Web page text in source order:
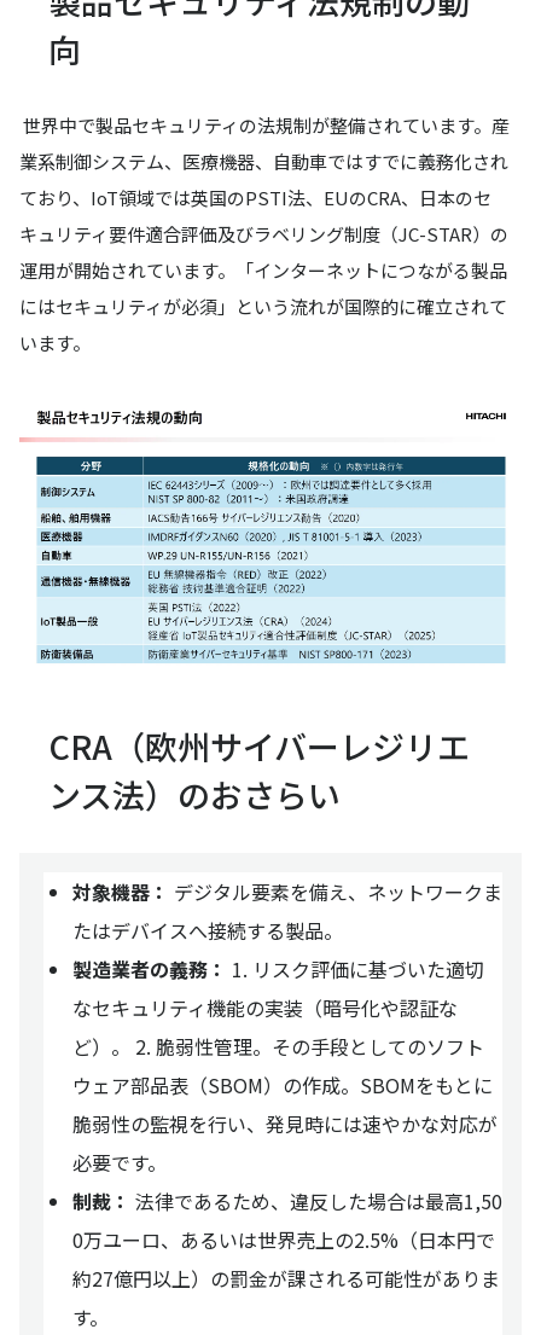
向
世界中で製品セキュリティの法規制が整備されています。産
業系制御システム、医療機器、自動車ではすでに義務化され
ており、IoT領域では英国のPSTI法、EUのCRA、日本のセ
キュリティ要件適合評価及びラベリング制度（JC-STAR）の
運用が開始されています。「インターネットにつながる製品
にはセキュリティが必須」という流れが国際的に確立されて
います。
CRA（欧州サイバーレジリエ
ンス法）のおさらい
対象機器： デジタル要素を備え、ネットワークま
たはデバイスへ接続する製品。
製造業者の義務： 1. リスク評価に基づいた適切
なセキュリティ機能の実装（暗号化や認証な
ど）。 2. 脆弱性管理。その手段としてのソフト
ウェア部品表（SBOM）の作成。SBOMをもとに
脆弱性の監視を行い、発見時には速やかな対応が
必要です。
制裁： 法律であるため、違反した場合は最高1,50
0万ユーロ、あるいは世界売上の2.5%（日本円で
約27億円以上）の罰金が課される可能性がありま
す。